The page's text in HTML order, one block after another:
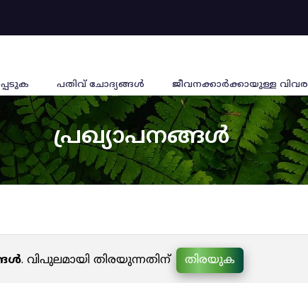
പതിവ് ചോദ്യങ്ങൾ ജീവനക്കാര്‍ക്കായുള്ള
പ്രഖ്യാപനങ്ങൾ
. വിപുലമായി തിരയുന്നതിന് തിരയുക